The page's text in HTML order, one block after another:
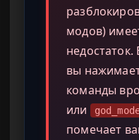
модов)
недостаток.
вы
команды
или
помечает